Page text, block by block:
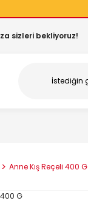
sizleri bekliyoruz!
Anne Kış Reçeli 400 G